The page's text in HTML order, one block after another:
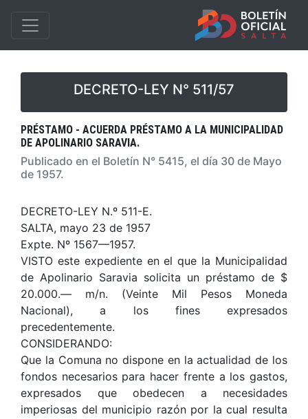
DECRETO-LEY N° 511/57
PRÉSTAMO - ACUERDA PRÉSTAMO A LA MUNICIPALIDAD
DE APOLINARIO SARAVIA.
Publicado en el Boletín N° 5415, el día 30 de Mayo
de 1957.
DECRETO-LEY N.º 511-E.
SALTA, mayo 23 de 1957
Expte. Nº 1567—1957.
VISTO este expediente en el que la Municipalidad
de Apolinario Saravia solicita un préstamo de $
20.000.— m/n. (Veinte Mil Pesos Moneda
Nacional), a los fines expresados
precedentemente.
CONSIDERANDO:
Que la Comuna no dispone en la actualidad de los
fondos necesarios para hacer frente a los gastos,
expresados que obedecen a necesidades
imperiosas del municipio razón por la cual resulta